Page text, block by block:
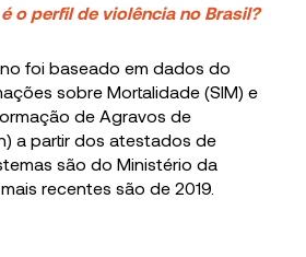
o perfil de violência no Brasil?
foi baseado em dados do
sobre Mortalidade (SIM) e
de Agravos de
a partir dos atestados de
são do Ministério da
recentes são de 2019.